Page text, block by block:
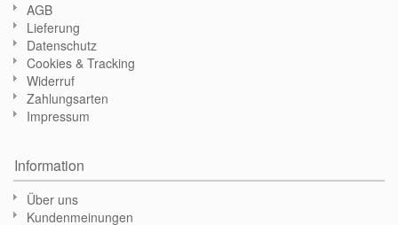
AGB
Lieferung
Datenschutz
Cookies & Tracking
Widerruf
Zahlungsarten
Impressum
Information
Über uns
Kundenmeinungen